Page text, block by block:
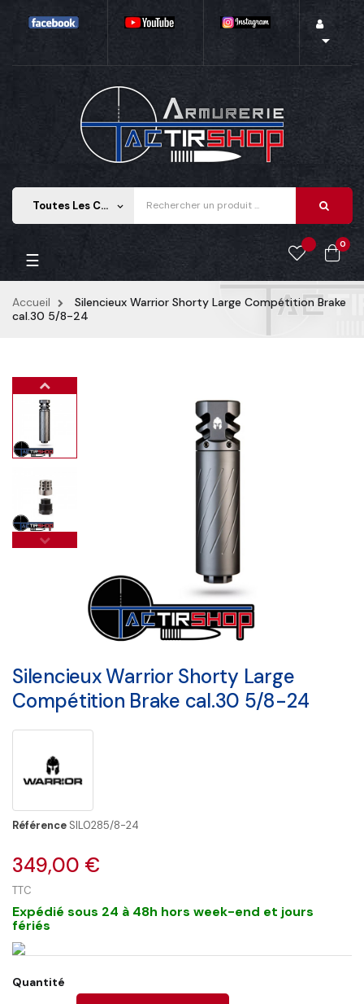

Toutes Les Catégories keyboard_arrow_down
0
Basculer la navigation
☰
Accueil
Silencieux Warrior Shorty Large Compétition Brake
cal.30 5/8-24
Silencieux Warrior Shorty Large
Compétition Brake cal.30 5/8-24
Référence SIL0285/8-24
349,00 €
TTC
Expédié sous 24 à 48h hors week-end et jours
fériés
Quantité